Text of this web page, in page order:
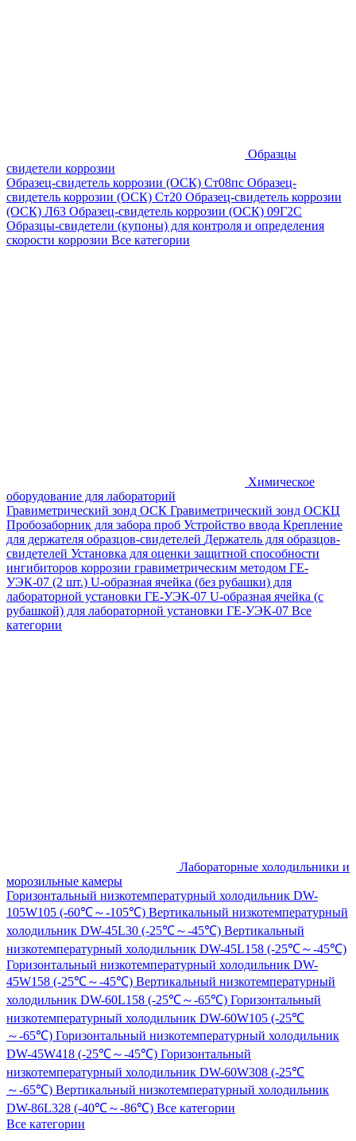
Образцы
свидетели коррозии
Образец-свидетель коррозии (ОСК) Ст08пс Образец-
свидетель коррозии (ОСК) Ст20 Образец-свидетель коррозии
(ОСК) Л63 Образец-свидетель коррозии (ОСК) 09Г2С
Образцы-свидетели (купоны) для контроля и определения
скорости коррозии Все категории
Химическое
оборудование для лабораторий
Гравиметрический зонд ОСК Гравиметрический зонд ОСКЦ
Пробозаборник для забора проб Устройство ввода Крепление
для держателя образцов-свидетелей Держатель для образцов-
свидетелей Установка для оценки защитной способности
ингибиторов коррозии гравиметрическим методом ГЕ-
УЭК-07 (2 шт.) U-образная ячейка (без рубашки) для
лабораторной установки ГЕ-УЭК-07 U-образная ячейка (с
рубашкой) для лабораторной установки ГЕ-УЭК-07 Все
категории
Лабораторные холодильники и
морозильные камеры
Горизонтальный низкотемпературный холодильник DW-
105W105 (-60℃～-105℃) Вертикальный низкотемпературный
холодильник DW-45L30 (-25℃～-45℃) Вертикальный
низкотемпературный холодильник DW-45L158 (-25℃～-45℃)
Горизонтальный низкотемпературный холодильник DW-
45W158 (-25℃～-45℃) Вертикальный низкотемпературный
холодильник DW-60L158 (-25℃～-65℃) Горизонтальный
низкотемпературный холодильник DW-60W105 (-25℃
～-65℃) Горизонтальный низкотемпературный холодильник
DW-45W418 (-25℃～-45℃) Горизонтальный
низкотемпературный холодильник DW-60W308 (-25℃
～-65℃) Вертикальный низкотемпературный холодильник
DW-86L328 (-40℃～-86℃) Все категории
Все категории